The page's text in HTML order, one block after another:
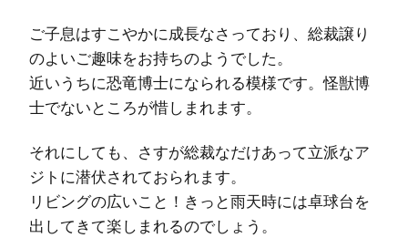
ご子息はすこやかに成長なさっており、総裁譲り
のよいご趣味をお持ちのようでした。
近いうちに恐竜博士になられる模様です。怪獣博
士でないところが惜しまれます。
それにしても、さすが総裁なだけあって立派なア
ジトに潜伏されておられます。
リビングの広いこと！きっと雨天時には卓球台を
出してきて楽しまれるのでしょう。